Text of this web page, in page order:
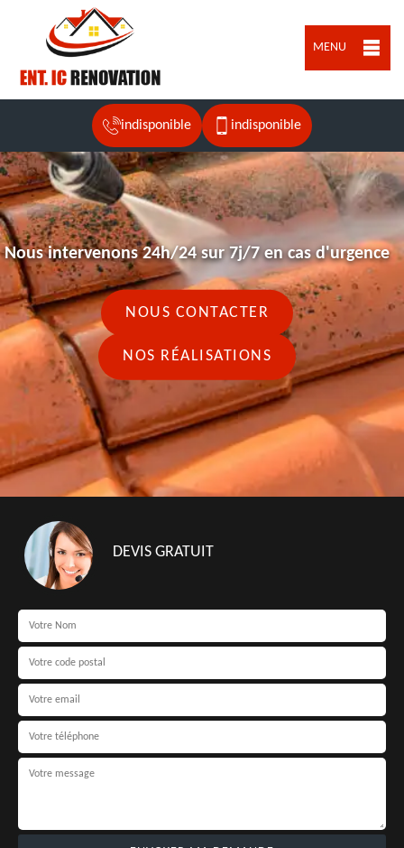
MENU
indisponible indisponible
Nous intervenons 24h/24 sur 7j/7 en cas d'urgence
NOUS CONTACTER
NOS RÉALISATIONS
DEVIS GRATUIT